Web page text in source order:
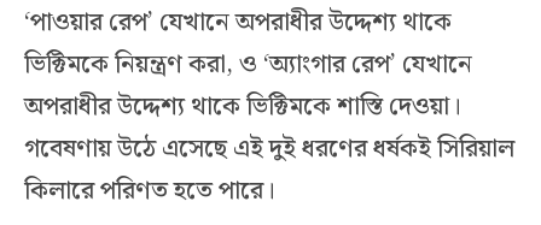
‘পাওয়ার রেপ’ যেখানে অপরাধীর উদ্দেশ্য থাকে
ভিক্টিমকে নিয়ন্ত্রণ করা, ও ‘অ্যাংগার রেপ’ যেখানে
অপরাধীর উদ্দেশ্য থাকে ভিক্টিমকে শাস্তি দেওয়া।
গবেষণায় উঠে এসেছে এই দুই ধরণের ধর্ষকই সিরিয়াল
কিলারে পরিণত হতে পারে।